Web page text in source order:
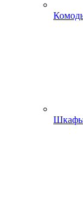
Шкафы